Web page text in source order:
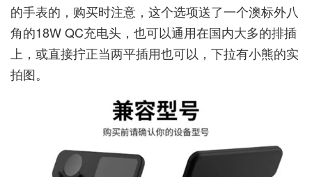
的手表的，购买时注意，这个选项送了一个澳标外八
角的18W QC充电头，也可以通用在国内大多的排插
上，或直接拧正当两平插用也可以，下拉有小熊的实
拍图。